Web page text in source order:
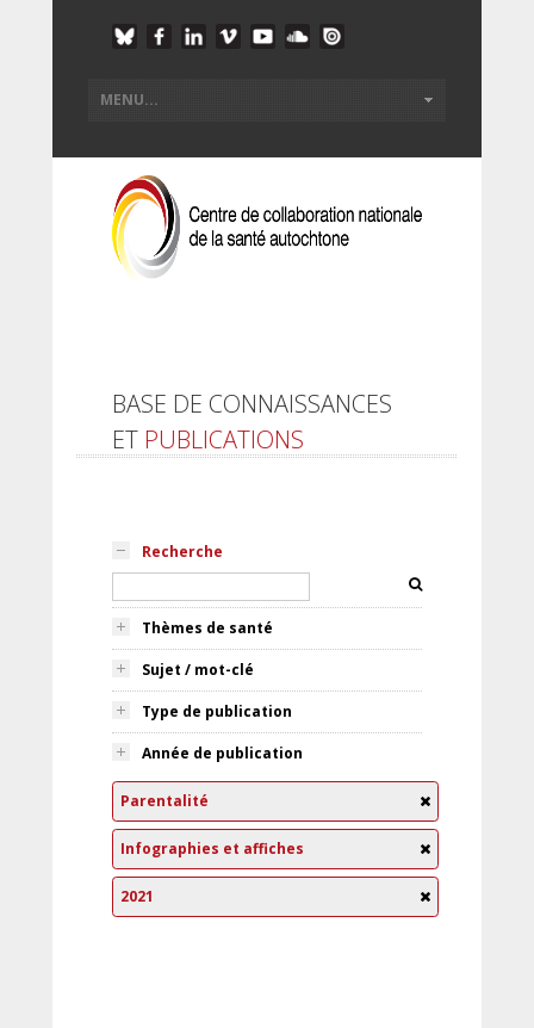
BASE DE CONNAISSANCES
ET PUBLICATIONS
Recherche
Thèmes de santé
Sujet / mot-clé
Type de publication
Année de publication
Parentalité
Infographies et affiches
2021